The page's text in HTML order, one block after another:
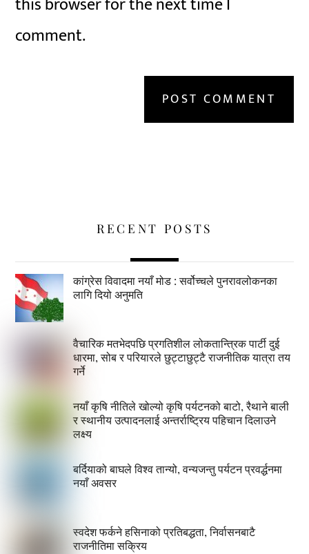
comment.
RECENT POSTS
कांग्रेस विवादमा नयाँ मोड : सर्वोच्चले पुनरावलोकनका
लागि दियो अनुमति
वैचारिक मतभेदपछि प्रगतिशील लोकतान्त्रिक पार्टी दुई
धारमा, सोब र परियारले छुट्टाछुट्टै राजनीतिक यात्रा तय
गर्ने
नयाँ कृषि नीतिले खोल्यो कृषि पर्यटनको बाटो, रैथाने बाली
र स्थानीय उत्पादनलाई अन्तर्राष्ट्रिय पहिचान दिलाउने
लक्ष्य
बर्दियाको बाघले विश्व तान्यो, वन्यजन्तु पर्यटन प्रवर्द्धनमा
नयाँ अवसर
स्वदेश फर्कने हसिनाको प्रतिबद्धता, निर्वासनबाटै
राजनीतिमा सक्रिय